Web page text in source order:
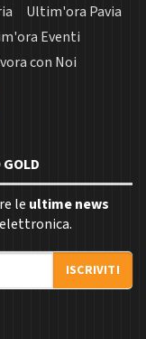
Ultim'ora Pavia
Eventi
con Noi
le ultime news
ISCRIVITI